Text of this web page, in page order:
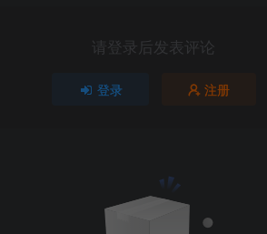
请登录后发表评论
登录 注册